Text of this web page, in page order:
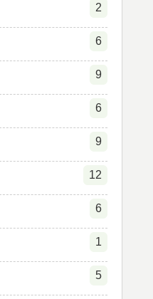
2
6
9
6
9
12
6
1
5